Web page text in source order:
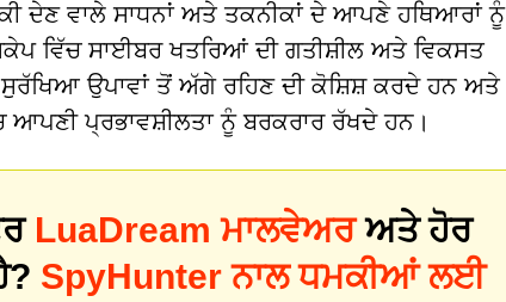
ਦੇਣ ਵਾਲੇ ਸਾਧਨਾਂ ਅਤੇ ਤਕਨੀਕਾਂ ਦੇ ਆਪਣੇ ਹਥਿਆਰਾਂ ਨੂੰ
ਵਿੱਚ ਸਾਈਬਰ ਖਤਰਿਆਂ ਦੀ ਗਤੀਸ਼ੀਲ ਅਤੇ ਵਿਕਸਤ
ਸੁਰੱਖਿਆ ਉਪਾਵਾਂ ਤੋਂ ਅੱਗੇ ਰਹਿਣ ਦੀ ਕੋਸ਼ਿਸ਼ ਕਰਦੇ ਹਨ ਅਤੇ
ਪ੍ਰਭਾਵਸ਼ੀਲਤਾ ਨੂੰ ਬਰਕਰਾਰ ਰੱਖਦੇ ਹਨ।
LuaDream ਮਾਲਵੇਅਰਅਤੇ ਹੋਰ
SpyHunter ਨਾਲ ਧਮਕੀਆਂ ਲਈ